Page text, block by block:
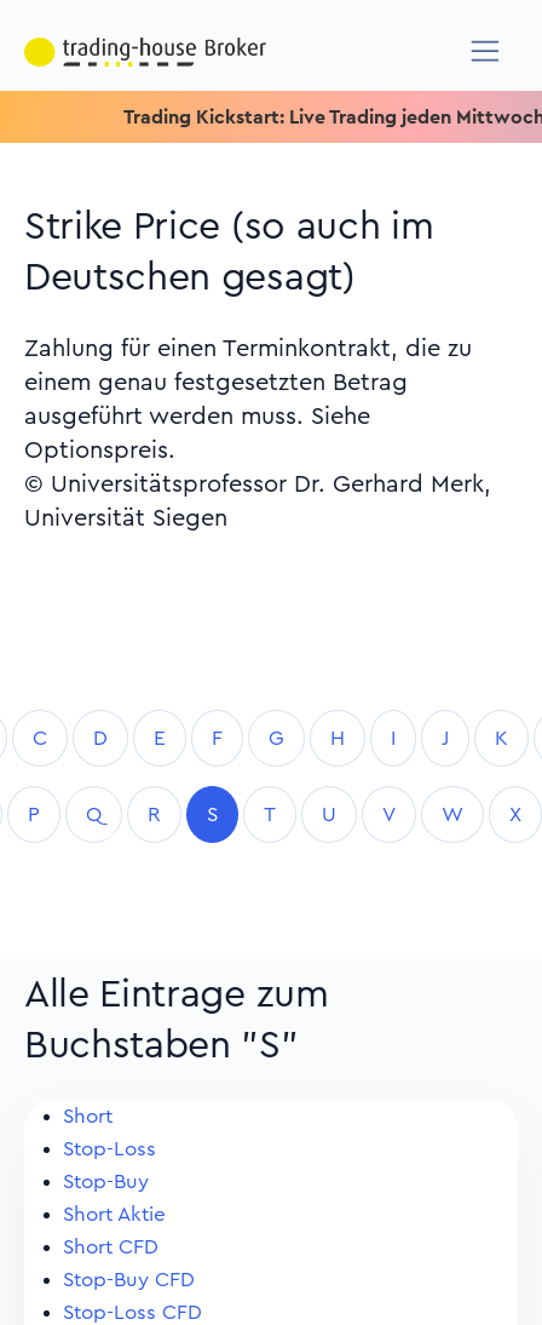
Trading Kickstart: Live Trading jeden Mittwoch um
Strike Price (so auch im
Deutschen gesagt)
Zahlung für einen Terminkontrakt, die zu
einem genau festgesetzten Betrag
ausgeführt werden muss. Siehe
Optionspreis.
© Universitätsprofessor Dr. Gerhard Merk,
Universität Siegen
C D E F G H I J K
P Q R S T U V W X
Alle Eintrage zum
Buchstaben "S"
Short
Stop-Loss
Stop-Buy
Short Aktie
Short CFD
Stop-Buy CFD
Stop-Loss CFD